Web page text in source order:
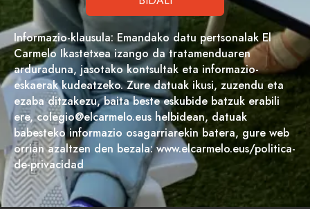
Informazio-klausula: Emandako datu pertsonalak El
Carmelo Ikastetxea izango da tratamenduaren
arduraduna, jasotako kontsultak eta informazio-
eskaerak kudeatzeko. Zure datuak ikusi, zuzendu eta
ezaba ditzakezu, baita beste eskubide batzuk erabili
ere, colegio@elcarmelo.eus helbidean, datuak
babesteko informazio osagarriarekin batera, gure web
orrian azaltzen den bezala: www.elcarmelo.eus/politica-
de-privacidad